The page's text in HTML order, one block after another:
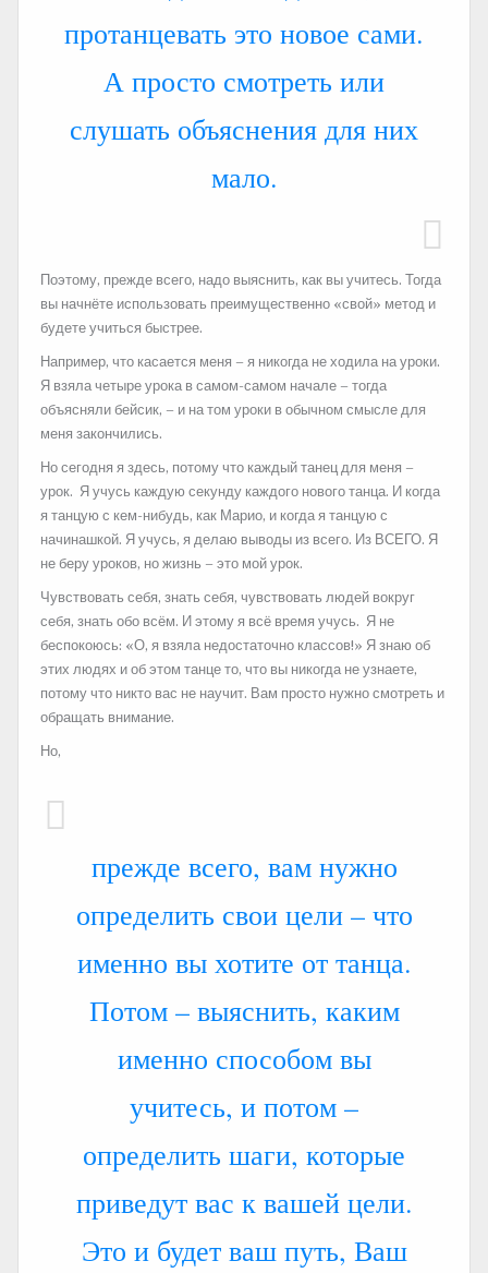
протанцевать это новое сами.
А просто смотреть или
слушать объяснения для них
мало.
Поэтому, прежде всего, надо выяснить, как вы учитесь. Тогда
вы начнёте использовать преимущественно «свой» метод и
будете учиться быстрее.
Например, что касается меня – я никогда не ходила на уроки.
Я взяла четыре урока в самом-самом начале – тогда
объясняли бейсик, – и на том уроки в обычном смысле для
меня закончились.
Но сегодня я здесь, потому что каждый танец для меня –
урок. Я учусь каждую секунду каждого нового танца. И когда
я танцую с кем-нибудь, как Марио, и когда я танцую с
начинашкой. Я учусь, я делаю выводы из всего. Из ВСЕГО. Я
не беру уроков, но жизнь – это мой урок.
Чувствовать себя, знать себя, чувствовать людей вокруг
себя, знать обо всём. И этому я всё время учусь. Я не
беспокоюсь: «О, я взяла недостаточно классов!» Я знаю об
этих людях и об этом танце то, что вы никогда не узнаете,
потому что никто вас не научит. Вам просто нужно смотреть и
обращать внимание.
Но,
прежде всего, вам нужно
определить свои цели – что
именно вы хотите от танца.
Потом – выяснить, каким
именно способом вы
учитесь, и потом –
определить шаги, которые
приведут вас к вашей цели.
Это и будет ваш путь, Ваш